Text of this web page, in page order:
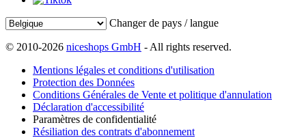
Changer de pays / langue
© 2010-2026 niceshops GmbH - All rights reserved.
Mentions légales et conditions d'utilisation
Protection des Données
Conditions Générales de Vente et politique d'annulation
Déclaration d'accessibilité
Paramètres de confidentialité
Résiliation des contrats d'abonnement